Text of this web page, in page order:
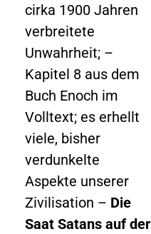
cirka 1900 Jahren
verbreitete
Unwahrheit; –
Kapitel 8 aus dem
Buch Enoch im
Volltext; es erhellt
viele, bisher
verdunkelte
Aspekte unserer
Zivilisation – Die
Saat Satans auf der